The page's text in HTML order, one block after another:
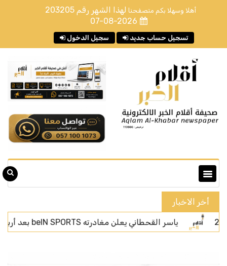
أهلا وسهلا بكم متصفحنا لهذا الشهر رقم 203205
07-08-2026
سجيل الدخول تسجيل حساب جديد
أخر الاخبار
ياسر القحطاني يعلن مغادرته beIN SPORTS بعد أربعة أعوام من الحضور الإعلامي